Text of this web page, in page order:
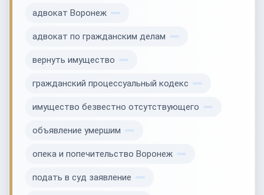
адвокат Воронеж
адвокат по гражданским делам
вернуть имущество
гражданский процессуальный кодекс
имущество безвестно отсутствующего
объявление умершим
опека и попечительство Воронеж
подать в суд заявление